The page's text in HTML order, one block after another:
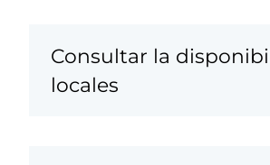
Consultar la
locales